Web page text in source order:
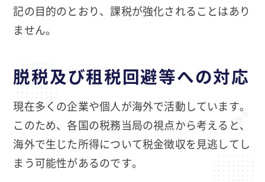
記の目的のとおり、課税が強化されることはあり
ません。
脱税及び租税回避等への対応
現在多くの企業や個人が海外で活動しています。
このため、各国の税務当局の視点から考えると、
海外で生じた所得について税金徴収を見逃してし
まう可能性があるのです。